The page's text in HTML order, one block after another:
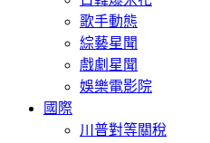
歌手動態
綜藝星聞
戲劇星聞
娛樂電影院
國際
川普對等關稅